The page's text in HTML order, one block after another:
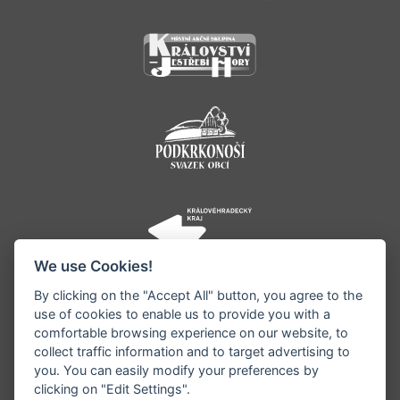
©1996 - 2026 Všechna práva vyhrazena serveru
We use Cookies!
By clicking on the "Accept All" button, you agree to the
use of cookies to enable us to provide you with a
comfortable browsing experience on our website, to
collect traffic information and to target advertising to
you. You can easily modify your preferences by
clicking on "Edit Settings".